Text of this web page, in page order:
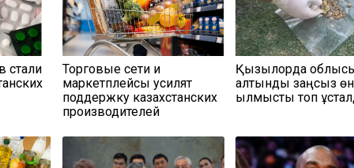
стали
Торговые сети и
маркетплейсы усилят
поддержку казахстанских
производителей
Қызылорда
алтынды заңсыз
қылмыстық топ